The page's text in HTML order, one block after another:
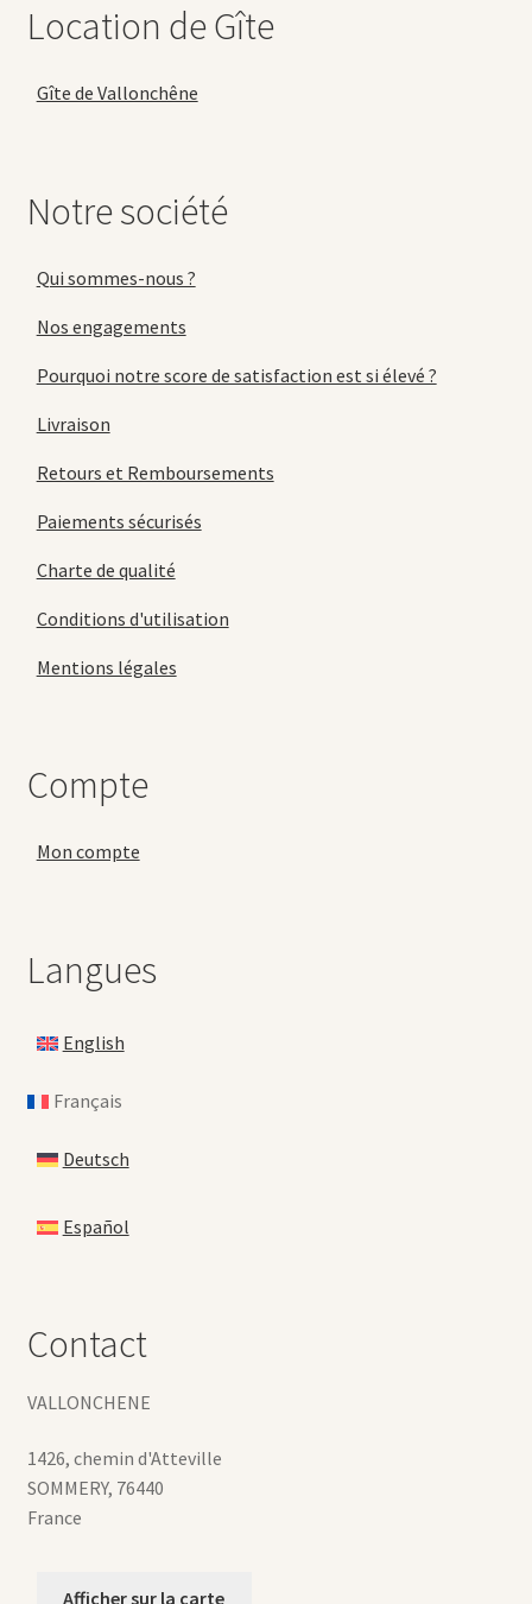
Location de Gîte
Gîte de Vallonchêne
Notre société
Qui sommes-nous ?
Nos engagements
Pourquoi notre score de satisfaction est si élevé ?
Livraison
Retours et Remboursements
Paiements sécurisés
Charte de qualité
Conditions d'utilisation
Mentions légales
Compte
Mon compte
Langues
English
Français
Deutsch
Español
Contact
VALLONCHENE
1426, chemin d'Atteville
SOMMERY, 76440
France
Afficher sur la carte